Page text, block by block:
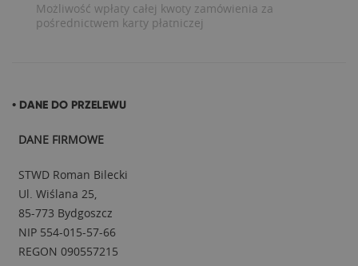
Możliwość wpłaty całej kwoty zamówienia za
pośrednictwem karty płatniczej
• DANE DO PRZELEWU
DANE FIRMOWE
STWD Roman Bilecki
Ul. Wiślana 25,
85-773 Bydgoszcz
NIP 554-015-57-66
REGON 090557215